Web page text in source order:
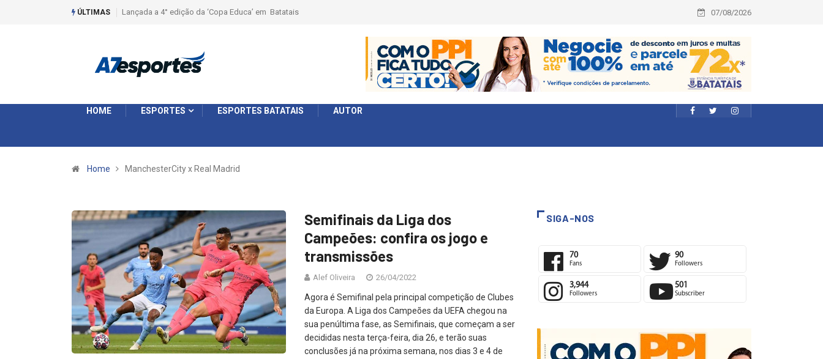
ÚLTIMAS Lançada a 4° edição da ‘Copa Educa’ em Batatais 07/08/2026
HOME ESPORTES ESPORTES BATATAIS AUTOR
Home ManchesterCity x Real Madrid
Semifinais da Liga dos
Campeões: confira os jogo e
transmissões
Alef Oliveira 26/04/2022
Agora é Semifinal pela principal competição de Clubes
da Europa. A Liga dos Campeões da UEFA chegou na
sua penúltima fase, as Semifinais, que começam a ser
decididas nesta terça-feira, dia 26, e terão suas
conclusões já na próxima semana, nos dias 3 e 4 de
SIGA-NOS
70
Fans
90
Followers
3,944
Followers
501
Subscriber